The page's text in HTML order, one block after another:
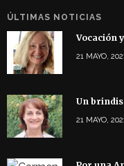
ÚLTIMAS NOTICIAS
Vocación
21 MAYO,
Un brindis
21 MAYO,